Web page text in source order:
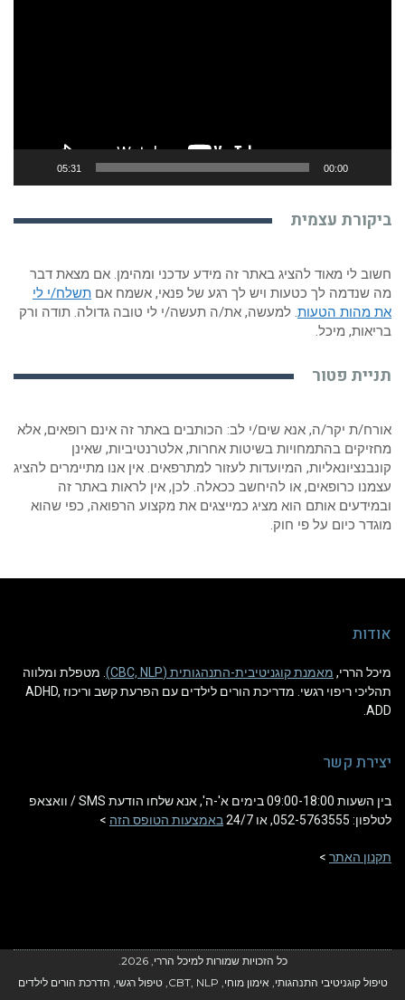
00:00
05:31
ביקורת עצמית
חשוב לי מאוד להציג באתר זה מידע עדכני ומהימן. אם מצאת דבר
מה שנדמה לך כטעות ויש לך רגע של פנאי, אשמח אםתשלח/י לי
את מהות הטעות. למעשה, את/ה תעשה/י לי טובה גדולה. תודה ורק
בריאות, מיכל.
תניית פטור
אורח/ת יקר/ה, אנא שים/י לב: הכותבים באתר זה אינם רופאים, אלא
מחזיקים בהתמחויות בשיטות אחרות, אלטרנטיביות, שאינן
קונבנציונאליות, המיועדות לעזור למתרפאים. אין אנו מתיימרים להציג
עצמנו כרופאים, או להיחשב ככאלה. לכן, אין לראות באתר זה
ובמידעים אותם הוא מציג כמייצגים את מקצוע הרפואה, כפי שהוא
מוגדר כיום על פי חוק.
אודות
מיכל הררי,מאמנת קוגניטיבית-התנהגותית (CBC, NLP)
. מטפלת ומלווה
תהליכי ריפוי רגשי. מדריכת הורים לילדים עם הפרעת קשב וריכוז ADHD,
ADD.
יצירת קשר
בין השעות 09:00-18:00 בימים א'-ה', אנא שלחו הודעת SMS / וואצאפ
לטלפון: 052-5763555, או 24/7
באמצעות הטופס הזה>
תקנון האתר>
כל הזכויות שמורות למיכל הררי, 2026.
טיפול קוגניטיבי התנהגותי, אימון מוחי, CBT, NLP, טיפול רגשי, הדרכת הורים לילדים